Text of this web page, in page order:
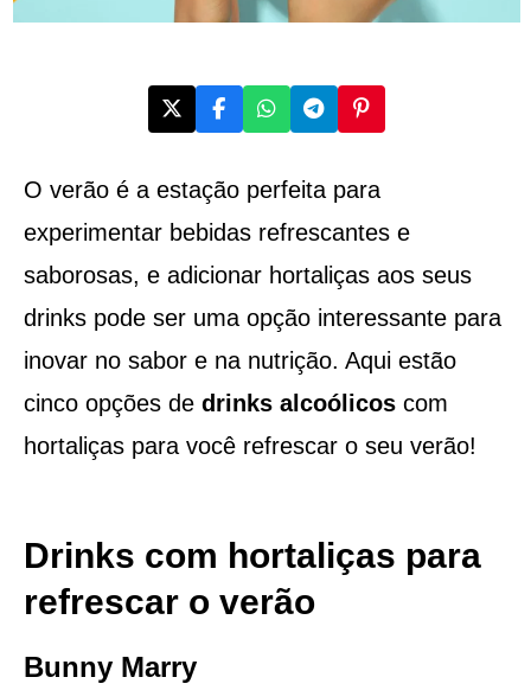
O verão é a estação perfeita para
experimentar bebidas refrescantes e
saborosas, e adicionar hortaliças aos seus
drinks pode ser uma opção interessante para
inovar no sabor e na nutrição. Aqui estão
cinco opções de drinks alcoólicoscom
hortaliças para você refrescar o seu verão!
Drinks com hortaliças para
refrescar o verão
Bunny Marry